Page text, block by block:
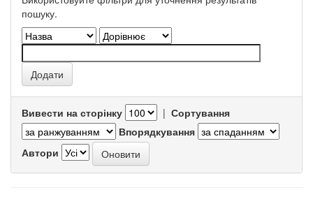
пошуку.
Вивести на сторінку | Сортування
Впорядкування
Автори